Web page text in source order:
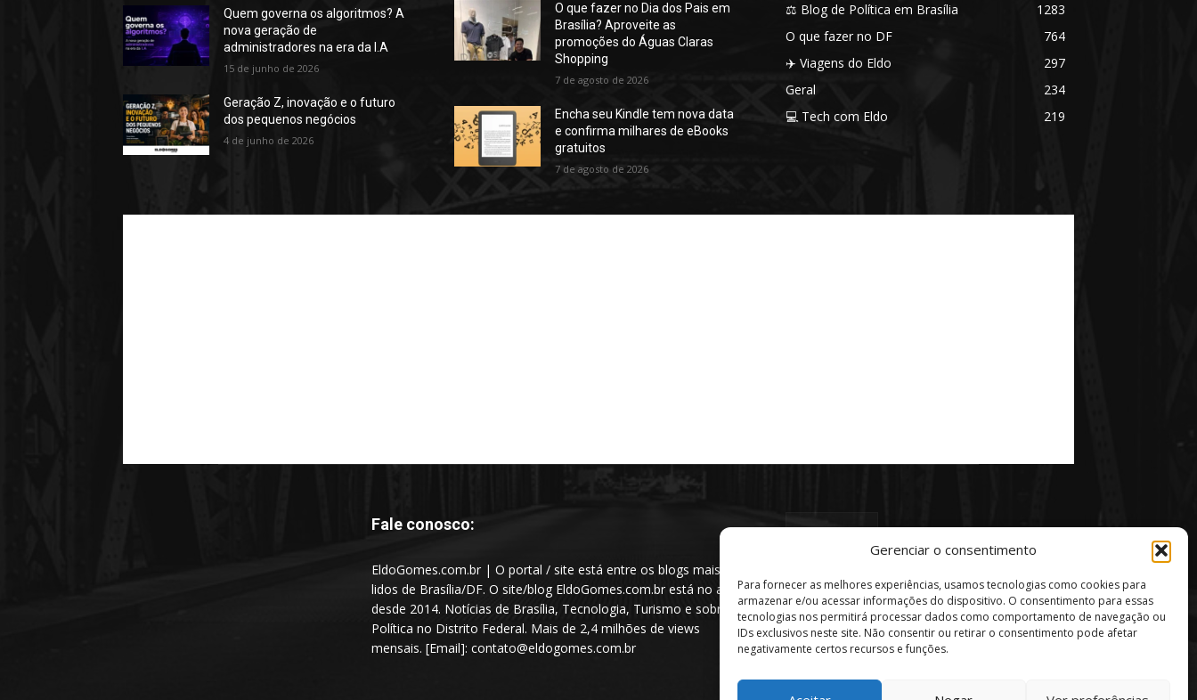
Gerenciar o consentimento
Para fornecer as melhores experiências, usamos tecnologias como cookies para
armazenar e/ou acessar informações do dispositivo. O consentimento para essas
tecnologias nos permitirá processar dados como comportamento de navegação ou
IDs exclusivos neste site. Não consentir ou retirar o consentimento pode afetar
negativamente certos recursos e funções.
Quem governa os algoritmos? A
nova geração de
administradores na era da I.A
15 de junho de 2026
Geração Z, inovação e o futuro
dos pequenos negócios
4 de junho de 2026
O que fazer no Dia dos Pais em
Brasília? Aproveite as
promoções do Águas Claras
Shopping
7 de agosto de 2026
Encha seu Kindle tem nova data
e confirma milhares de eBooks
gratuitos
7 de agosto de 2026
⚖️ Blog de Política em Brasília
1283
O que fazer no DF
764
✈️ Viagens do Eldo
297
Geral
234
💻 Tech com Eldo
219
Fale conosco:
EldoGomes.com.br | O portal / site está entre os blogs mais
lidos de Brasília/DF. O site/blog EldoGomes.com.br está no ar
desde 2014. Notícias de Brasília, Tecnologia, Turismo e sobre a
Política no Distrito Federal. Mais de 2,4 milhões de views
mensais. [Email]: contato@eldogomes.com.br